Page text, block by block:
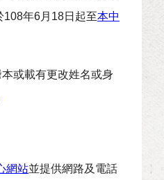
年6月18日起至本中
或載有更改姓名或身
網站並提供網路及電話